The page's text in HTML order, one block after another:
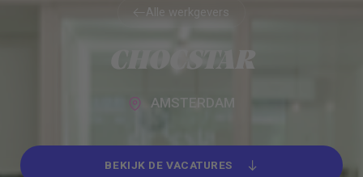
Alle werkgevers
CHOCSTAR
AMSTERDAM
BEKIJK DE VACATURES